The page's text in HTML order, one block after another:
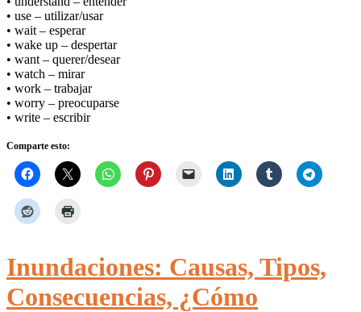
• use – utilizar/usar
• wait – esperar
• wake up – despertar
• want – querer/desear
• watch – mirar
• work – trabajar
• worry – preocuparse
• write – escribir
Comparte esto:
Inundaciones: Causas, Tipos,
Consecuencias, ¿Cómo